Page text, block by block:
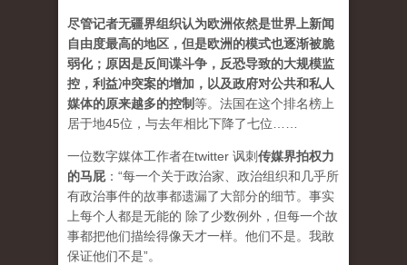
尽管记者无疆界组织认为欧洲依然是世界上新闻
自由度最高的地区，但是欧洲的模式也逐渐被脆
弱化；原因是反间谍斗争，反恐导致的大规模监
控，利益冲突案的增加，以及政府对公共和私人
媒体的原来越多的控制等。法国在这个排名榜上
居于地45位，与去年相比下降了七位……
一位数字媒体工作者在twitter 讽刺传媒界拍权力
的马屁：“每一个关于政治家、政治组织和几乎所
有政治事件的故事都遗漏了大部分的细节。事实
上每个人都是无能的 除了少数例外，但每一个故
事都把他们描绘得像天才一样。他们不是。我敢
保证他们不是”。